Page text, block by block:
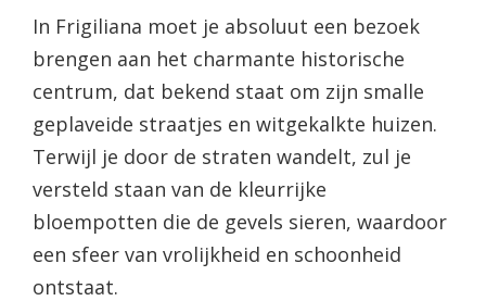
In Frigiliana moet je absoluut een bezoek
brengen aan het charmante historische
centrum, dat bekend staat om zijn smalle
geplaveide straatjes en witgekalkte huizen.
Terwijl je door de straten wandelt, zul je
versteld staan van de kleurrijke
bloempotten die de gevels sieren, waardoor
een sfeer van vrolijkheid en schoonheid
ontstaat.